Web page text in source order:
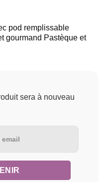
pod remplissable
gourmand Pastèque et
sera à nouveau